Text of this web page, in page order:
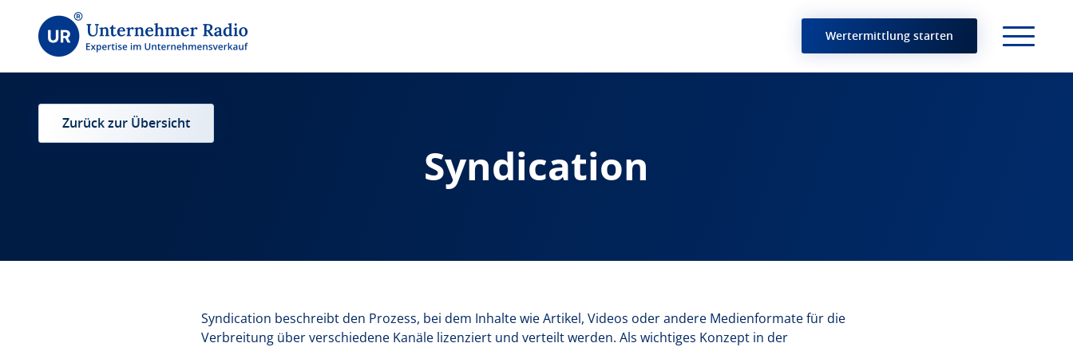
Wertermittlung starten
Zurück zur Übersicht
Syndication
Syndication beschreibt den Prozess, bei dem Inhalte wie Artikel, Videos oder andere Medienformate für die
Verbreitung über verschiedene Kanäle lizenziert und verteilt werden. Als wichtiges Konzept in der